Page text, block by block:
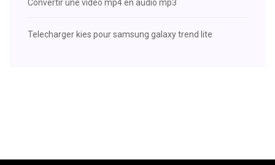
Convertir une video mp4 en audio mp3
Telecharger kies pour samsung galaxy trend lite